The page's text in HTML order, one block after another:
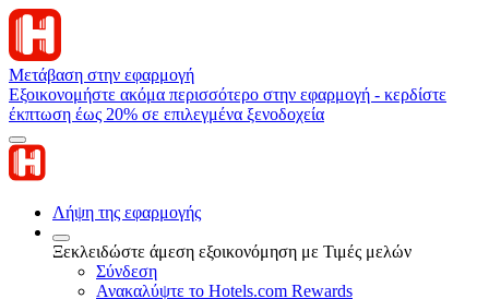
Μετάβαση στην εφαρμογή
Εξοικονομήστε ακόμα περισσότερο στην εφαρμογή - κερδίστε
έκπτωση έως 20% σε επιλεγμένα ξενοδοχεία
Λήψη της εφαρμογής
Ξεκλειδώστε άμεση εξοικονόμηση με Τιμές μελών
Σύνδεση
Ανακαλύψτε το Hotels.com Rewards